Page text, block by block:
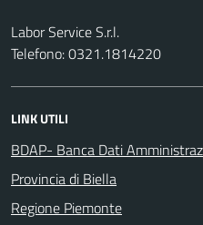
Labor Service S.r.l.
Telefono: 0321.1814220
LINK UTILI
BDAP- Banca Dati
Provincia di Biella
Regione Piemonte